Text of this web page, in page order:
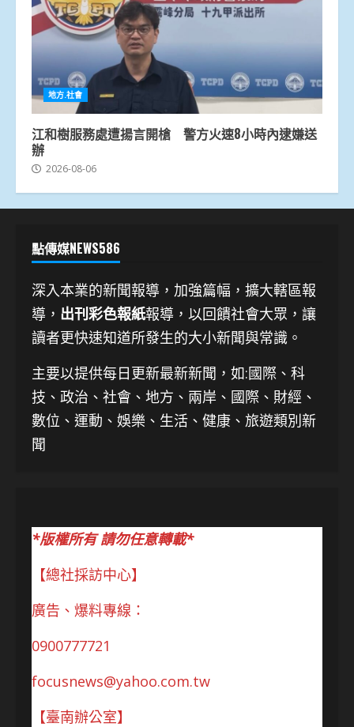
地方.社會
江和樹服務處遭揚言開槍 警方火速8小時內逮嫌送
辦
2026-08-06
點傳媒NEWS586
深入本業的新聞報導，加強篇幅，擴大轄區報
導， 出刊彩色報紙報導，以回饋社會大眾，讓
讀者更快速知道所發生的大小新聞與常識。
主要以提供每日更新最新新聞 ，如:國際、科
技、 政治、社會、地方、兩岸、國際、財經、
數位、運動、娛樂、生活、健康、旅遊類別新
聞
*版權所有 請勿任意轉載*
【總社採訪中心】
廣告、爆料專線：
0900777721
focusnews@yahoo.com.tw
【臺南辦公室】